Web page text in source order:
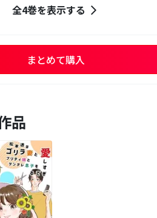
全4巻を表示する
まとめて購入
品